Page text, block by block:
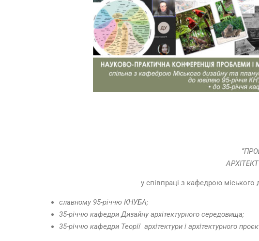
у співпраці з кафедрою
славному 95-річчю КНУБА;
35-річчю кафедри Дизайну архітектурного середовища;
35-річчю кафедри Теорії архітектури і архітектурного